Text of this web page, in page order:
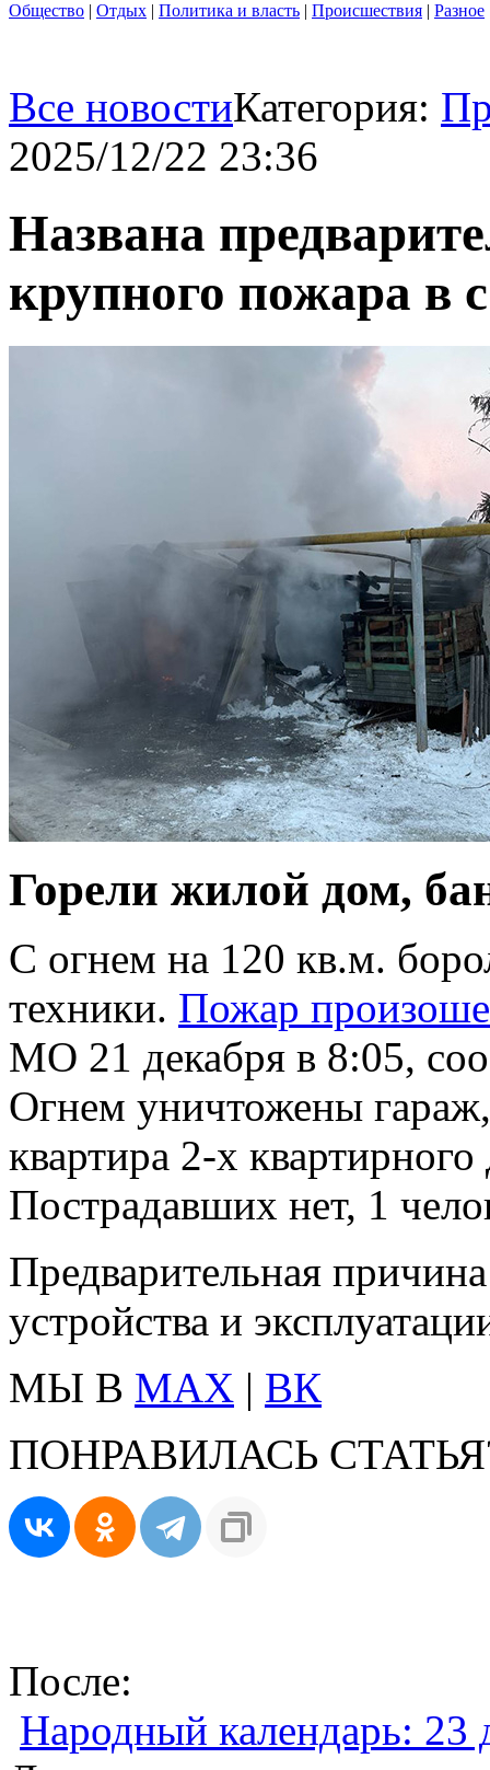
Общество | Отдых | Политика и власть | Происшествия | Разное
Все новостиКатегория:
2025/12/22 23:36
Названа
крупного пожара в
Горели жилой дом,
С огнем на 120 кв.м.
техники. Пожар
МО 21 декабря в 8:05,
Огнем уничтожены
квартира 2-х
Пострадавших нет, 1
Предварительная
устройства и
МЫ В MAX | ВК
ПОНРАВИЛАСЬ
После:
Народный календарь: